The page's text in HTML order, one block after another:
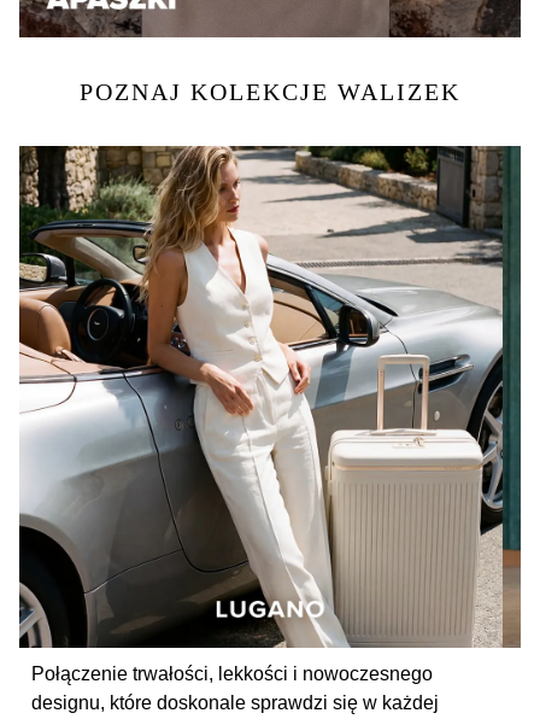
POZNAJ KOLEKCJE WALIZEK
Połączenie trwałości, lekkości i nowoczesnego
designu, które doskonale sprawdzi się w każdej